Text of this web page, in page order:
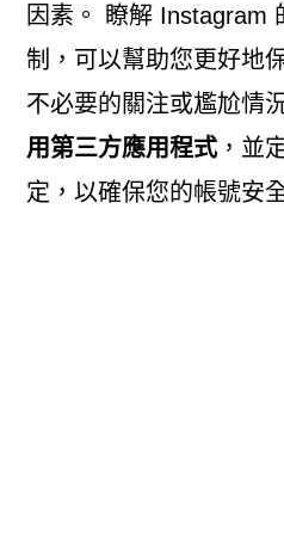
因素。 瞭解 Instagram
制，可以幫助您更好地
不必要的關注或尷尬情
用第三方應用程式，並
定，以確保您的帳號安